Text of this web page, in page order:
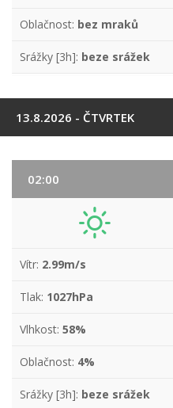
Oblačnost: bez mraků
Srážky [3h]: beze srážek
13.8.2026 - ČTVRTEK
02:00
Vítr: 2.99m/s
Tlak: 1027hPa
Vlhkost: 58%
Oblačnost: 4%
Srážky [3h]: beze srážek